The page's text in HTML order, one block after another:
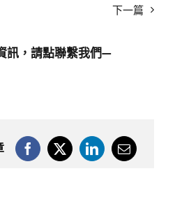
下一篇
訊，請點聯繫我們—